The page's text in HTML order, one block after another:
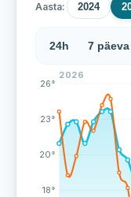
Aasta: 2024
24h 7 päeva
Harku ranna
18°
20°
23°
26°
2026